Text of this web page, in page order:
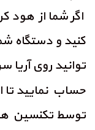
اگر شما از هود
کنید و دستگاه
توانید روی
حساب نمایید تا
توسط تکنسین